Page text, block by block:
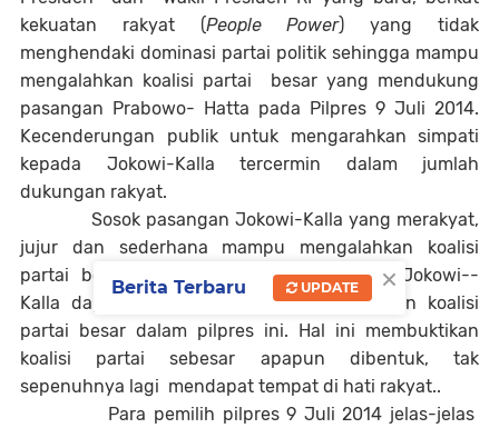
kekuatan rakyat (People Power) yang tidak
menghendaki dominasi partai politik sehingga mampu
mengalahkan koalisi partai
besar yang mendukung
pasangan Prabowo- Hatta pada Pilpres 9 Juli 2014.
Kecenderungan publik untuk mengarahkan simpati
kepada Jokowi-Kalla tercermin dalam jumlah
dukungan rakyat.
Sosok pasangan Jokowi-Kalla yang merakyat,
jujur dan sederhana mampu mengalahkan koalisi
partai besar. Pasangan capres-cawapres, Jokowi--
Kalla dapat dikatakan telah mempermalukan koalisi
partai besar dalam pilpres ini. Hal ini membuktikan
koalisi partai sebesar apapun dibentuk, tak
sepenuhnya lagi mendapat tempat di hati rakyat..
Para pemilih pilpres 9 Juli 2014 jelas-jelas
×
Berita Terbaru UPDATE